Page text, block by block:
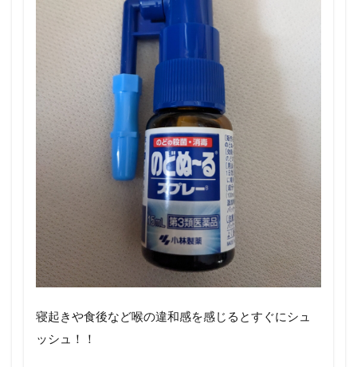
寝起きや食後など喉の違和感を感じるとすぐにシュ
ッシュ！！